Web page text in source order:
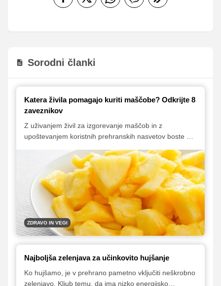
Sorodni članki
Katera živila pomagajo kuriti maščobe? Odkrijte 8
zaveznikov
Z uživanjem živil za izgorevanje maščob in z
upoštevanjem koristnih prehranskih nasvetov boste na
ZDRAVO IN VEGI
Najboljša zelenjava za učinkovito hujšanje
Ko hujšamo, je v prehrano pametno vključiti neškrobno
zelenjavo. Kljub temu, da ima nizko energijsko